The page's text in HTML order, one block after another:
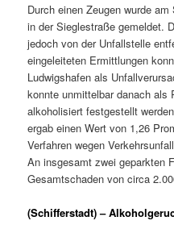
Durch einen Zeugen wurde
in der Sieglestraße gemeldet.
jedoch von der Unfallstelle
eingeleiteten Ermittlungen
Ludwigshafen als
konnte unmittelbar danach als
alkoholisiert festgestellt
ergab einen Wert von 1,26
Verfahren wegen
An insgesamt zwei geparkten
Gesamtschaden von circa
(Schifferstadt) –